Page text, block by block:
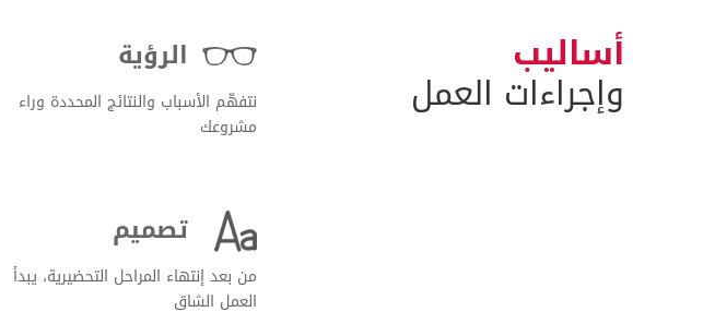
أساليب
وإجراءات العمل
الرؤية
نتفهّم الأسباب والنتائج المحددة وراء
مشروعك
تصميم
من بعد إنتهاء المراحل التحضيرية، يبدأ
العمل الشاق